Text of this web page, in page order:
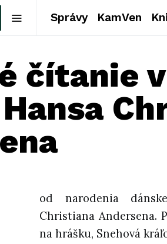
Správy KamVen
čítanie
od narodenia
Christiana Andersena.
na hrášku, Snehová